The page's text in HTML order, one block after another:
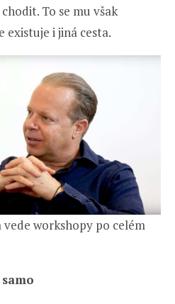
To se mu však
existuje i jiná cesta.
vede workshopy po celém